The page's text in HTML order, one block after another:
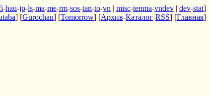
-hau-jp-ls-ma-me-rm-sos-tan-to-vn | misc-tenma-vndev | dev-stat]
] [Gurochan] [Tomorrow] [Архив-Каталог-RSS] [Главная]